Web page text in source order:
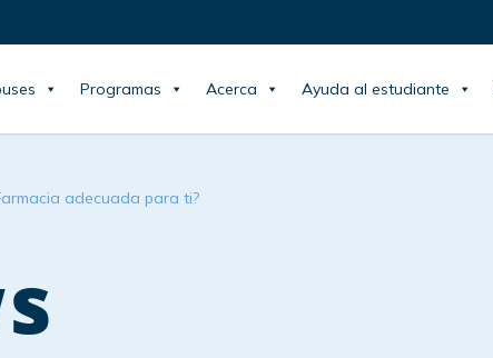
Programas Acerca Ayuda al estudiante
adecuada para ti?